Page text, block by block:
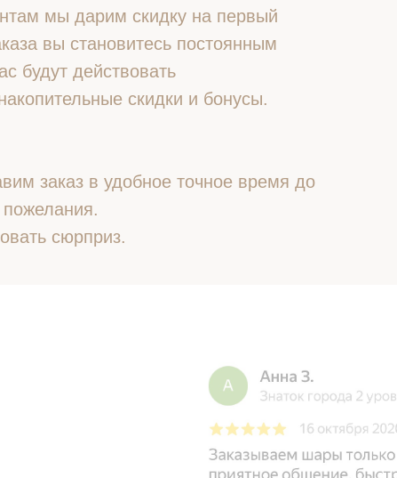
мы дарим скидку на первый
вы становитесь постоянным
будут действовать
скидки и бонусы.
заказ в удобное точное время до
сюрприз.